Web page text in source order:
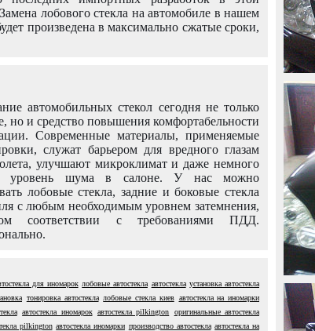
лобового стекла на автомобиле в нашем
произведена в максимально сжатые сроки,
автомобильных стекол сегодня не только
но и средство повышения комфортабельности
Современные материалы, применяемые
служат барьером для вредного глазам
улучшают микроклимат и даже немного
уровень шума в салоне. У нас можно
лобовые стекла, задние и боковые стекла
с любым необходимым уровнем затемнения,
соответствии с требованиями ПДД.
для иномарок лобовые автостекла автостекла установка автостекла
тонировка автостекла лобовые стекла киев автостекла на иномарки
автостекла иномарок автостекла pilkington
оригинальные автостекла
pilkington автостекла иномарки производство автостекла автостекла на